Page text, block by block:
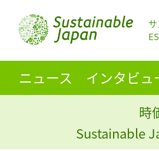
ニュース インタビュ
時
Sustainable